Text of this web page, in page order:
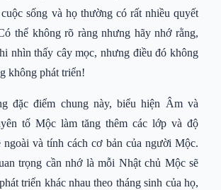
sống và họ thường có rất nhiều quyết
thể không rõ ràng nhưng hãy nhớ rằng,
nhìn thấy cây mọc, nhưng điều đó không
không phát triển!
đặc điểm chung này, biểu hiện Âm và
tố Mộc làm tăng thêm các lớp và độ
ngoài và tính cách cơ bản của người Mộc.
trọng cần nhớ là mỗi Nhật chủ Mộc sẽ
triển khác nhau theo tháng sinh của họ,